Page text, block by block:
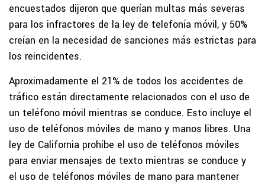
encuestados dijeron que querían multas más severas
para los infractores de la ley de telefonía móvil, y 50%
creían en la necesidad de sanciones más estrictas para
los reincidentes.
Aproximadamente el 21% de todos los accidentes de
tráfico están directamente relacionados con el uso de
un teléfono móvil mientras se conduce. Esto incluye el
uso de teléfonos móviles de mano y manos libres. Una
ley de California prohíbe el uso de teléfonos móviles
para enviar mensajes de texto mientras se conduce y
el uso de teléfonos móviles de mano para mantener